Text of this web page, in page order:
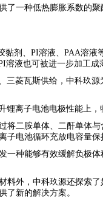
了一种低热膨胀系数的
黏剂、PI溶液、PAA溶
溶液也可被进一步加工成
三菱瓦斯供给，中科玖
锂离子电池电极性能上
将二胺单体、二酐单体
子电池循环充放电容量
一种能够有效缓解负极
料外，中科玖源还探索
了新的解决方案。